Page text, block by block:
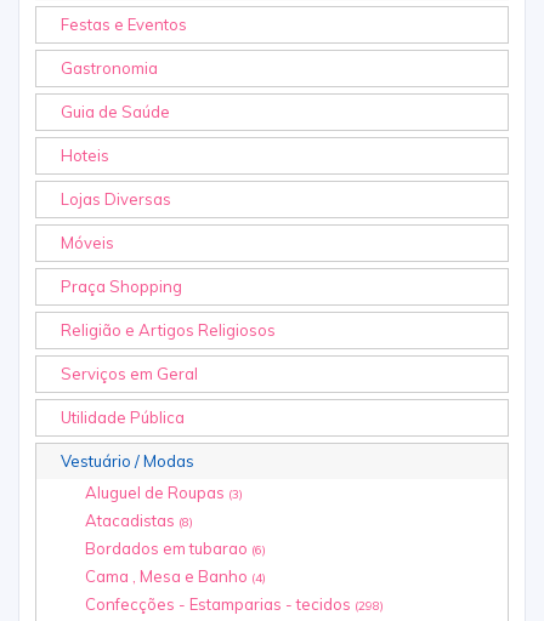
Festas e Eventos
Gastronomia
Guia de Saúde
Hoteis
Lojas Diversas
Móveis
Praça Shopping
Religião e Artigos Religiosos
Serviços em Geral
Utilidade Pública
Vestuário / Modas
Aluguel de Roupas (3)
Atacadistas (8)
Bordados em tubarao (6)
Cama , Mesa e Banho (4)
Confecções - Estamparias - tecidos (298)